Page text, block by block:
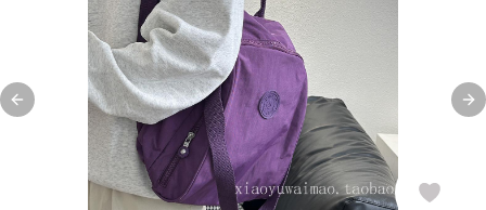
Previous slide